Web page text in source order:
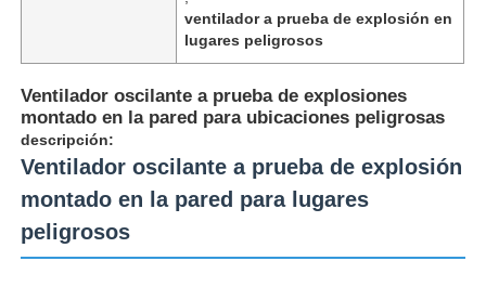
ventilador a prueba de explosión en
lugares peligrosos
Ventilador oscilante a prueba de explosiones
montado en la pared para ubicaciones peligrosas
descripción:
Ventilador oscilante a prueba de explosión
montado en la pared para lugares
peligrosos